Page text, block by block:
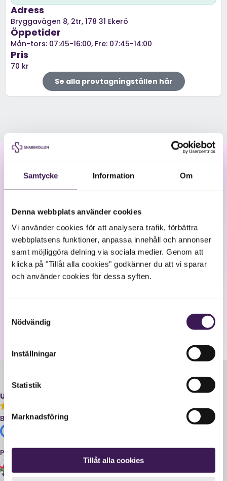
Samtycke Information Om
Denna webbplats använder cookies
Vi använder cookies för att analysera trafik, förbättra
webbplatsens funktioner, anpassa innehåll och annonser
samt möjliggöra delning via sociala medier. Genom att
klicka på "Tillåt alla cookies" godkänner du att vi sparar
och använder cookies för dessa syften.
Nödvändig
Inställningar
Statistik
Marknadsföring
Tillåt alla cookies
Adress
Bryggavägen 8, 2tr, 178 31 Ekerö
Öppetider
Mån-tors: 07:45-16:00, Fre: 07:45-14:00
Pris
70 kr
Se alla provtagningställen här
Hälsokontroll Liten
595kr
UTMÄRKT
Baserat på4 recensioner
Publicerat på Google